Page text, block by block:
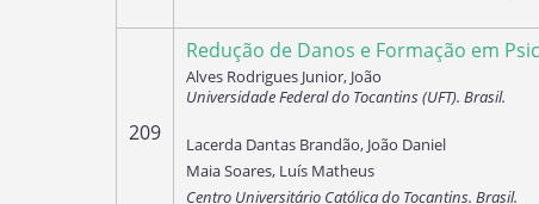
209
Redução de Danos e Formação em
Alves Rodrigues Junior, João
Universidade Federal do Tocantins (UFT). Brasil.
Lacerda Dantas Brandão, João Daniel
Maia Soares, Luís Matheus
Centro Universitário Católica do Tocantins. Brasil.